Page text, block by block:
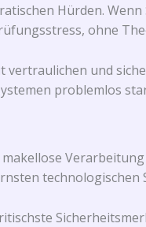
Hürden. Wenn
ohne
und
problemlos